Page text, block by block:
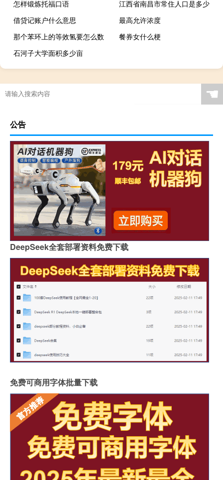
怎样锻炼托福口语
江西省南昌市常住人口是多少
借贷记账户什么意思
最高允许浓度
那个苯环上的等效氢要怎么数
餐券女什么梗
石河子大学面积多少亩
☚
公告
DeepSeek全套部署资料免费下载
免费可商用字体批量下载